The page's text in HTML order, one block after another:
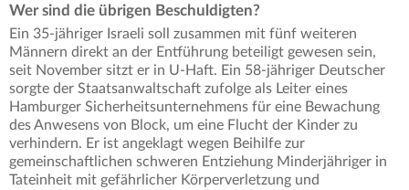
Wer sind die übrigen Beschuldigten?
Ein 35-jähriger Israeli soll zusammen mit fünf weiteren
Männern direkt an der Entführung beteiligt gewesen sein,
seit November sitzt er in U-Haft. Ein 58-jähriger Deutscher
sorgte der Staatsanwaltschaft zufolge als Leiter eines
Hamburger Sicherheitsunternehmens für eine Bewachung
des Anwesens von Block, um eine Flucht der Kinder zu
verhindern. Er ist angeklagt wegen Beihilfe zur
gemeinschaftlichen schweren Entziehung Minderjähriger in
Tateinheit mit gefährlicher Körperverletzung und